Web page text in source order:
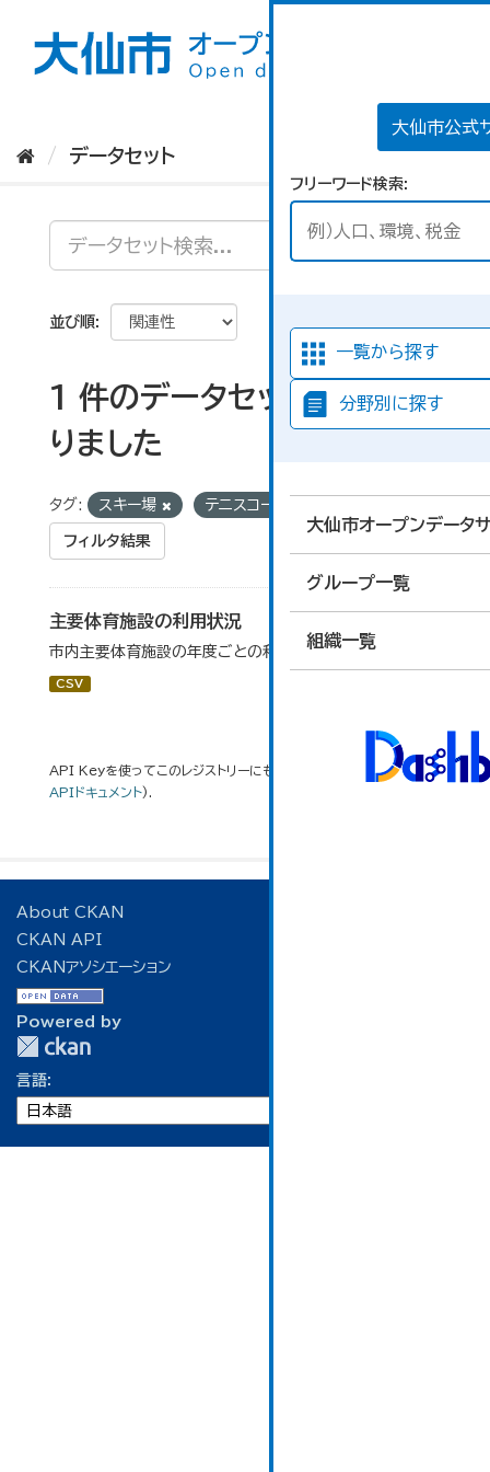
大仙市公式
フリーワード検索
一覧から探す
分野別に探す
大仙市オープンデータ
グループ一覧
組織一覧
データセット
並び順
1 件のデータセットが見つか
りました
タグ: スキー場 テニスコート
フィルタ結果
主要体育施設の利用状況
市内主要体育施設の年度ごとの利用状況データです。
CSV
API Keyを使ってこのレジストリーにもアクセス可能ですAPI(see
APIドキュメント).
About CKAN
CKAN API
CKANアソシエーション
Powered by
言語